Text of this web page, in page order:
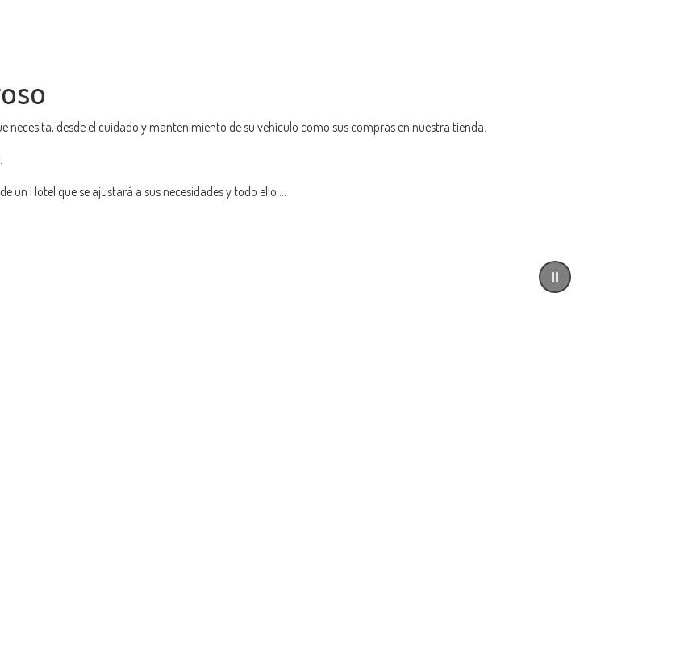
necesita, desde el cuidado y mantenimiento de su vehículo como sus compras en nuestra tienda.
un Hotel que se ajustará a sus necesidades y todo ello ...